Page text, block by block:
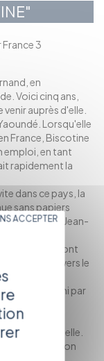
3
en
Voici cinq ans,
auprès d'elle.
Lorsqu'elle
France, Biscotine
emploi, en tant
rapidement la
dans ce pays, la
sans papiers
a rencontré Jean-
elle était
gendarmes sont
expulsée vers le
mois en
soutien réuni par
tenir la
auprès d'elle.
le jour de son
ACCEPTER